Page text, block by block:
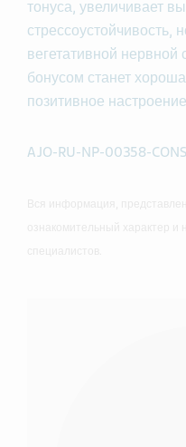
тонуса, увеличивает
стрессоустойчивость,
вегетативной нервной
бонусом станет
позитивное
AJO-RU-NP-00358-